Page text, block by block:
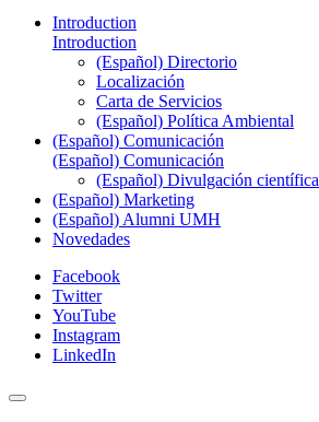
Introduction
Introduction
(Español) Directorio
Localización
Carta de Servicios
(Español) Política Ambiental
(Español) Comunicación
(Español) Comunicación
(Español) Divulgación científica
(Español) Marketing
(Español) Alumni UMH
Novedades
Facebook
Twitter
YouTube
Instagram
LinkedIn